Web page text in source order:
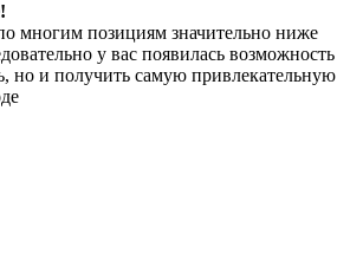
многим позициям значительно ниже
у вас появилась возможность
но и получить самую привлекательную